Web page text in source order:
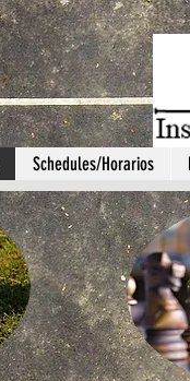
Schedules/Horarios